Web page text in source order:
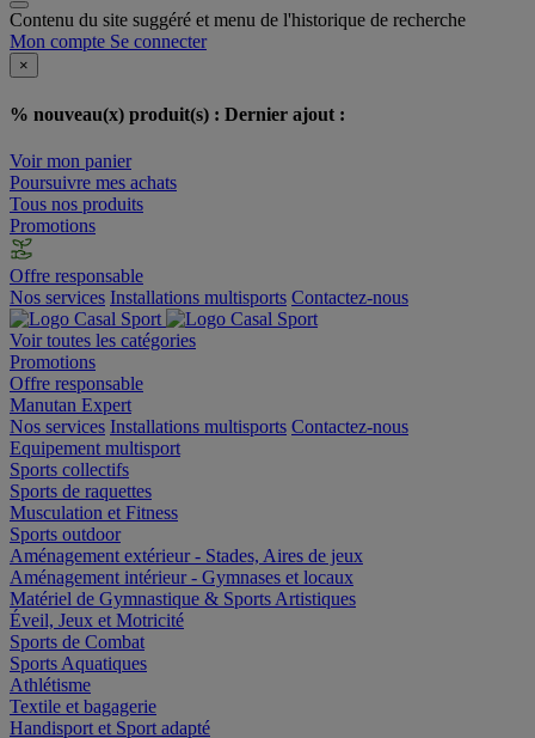
Contenu du site suggéré et menu de l'historique de recherche
Mon compte Se connecter
×
% nouveau(x) produit(s) : Dernier ajout :
Voir mon panier
Poursuivre mes achats
Tous nos produits
Promotions
Offre responsable
Nos services Installations multisports Contactez-nous
Voir toutes les catégories
Promotions
Offre responsable
Manutan Expert
Nos services Installations multisports Contactez-nous
Equipement multisport
Sports collectifs
Sports de raquettes
Musculation et Fitness
Sports outdoor
Aménagement extérieur - Stades, Aires de jeux
Aménagement intérieur - Gymnases et locaux
Matériel de Gymnastique & Sports Artistiques
Éveil, Jeux et Motricité
Sports de Combat
Sports Aquatiques
Athlétisme
Textile et bagagerie
Handisport et Sport adapté